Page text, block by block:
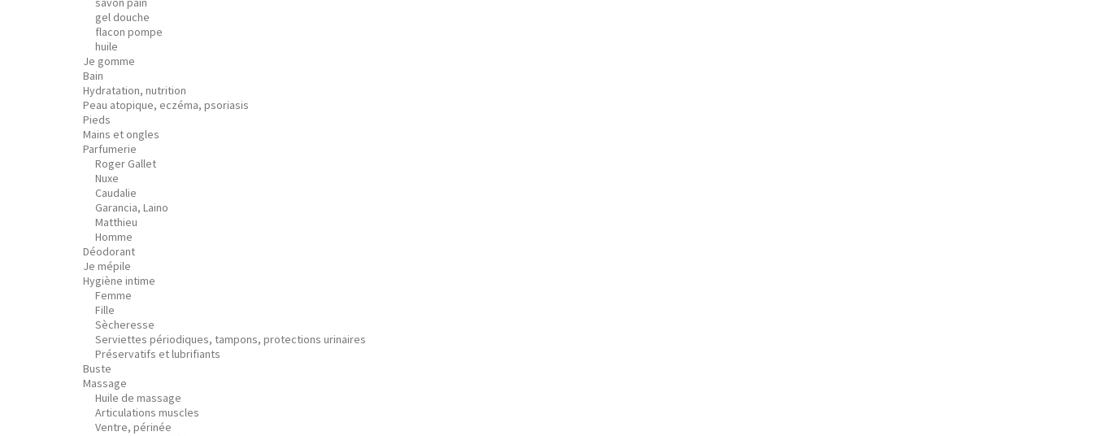
gel douche
flacon pompe
huile
Je gomme
Bain
Hydratation, nutrition
Peau atopique, eczéma, psoriasis
Pieds
Mains et ongles
Parfumerie
Roger Gallet
Nuxe
Caudalie
Garancia, Laino
Matthieu
Homme
Déodorant
Je mépile
Hygiène intime
Femme
Fille
Sècheresse
Serviettes périodiques, tampons, protections urinaires
Préservatifs et lubrifiants
Buste
Massage
Huile de massage
Articulations muscles
Ventre, périnée